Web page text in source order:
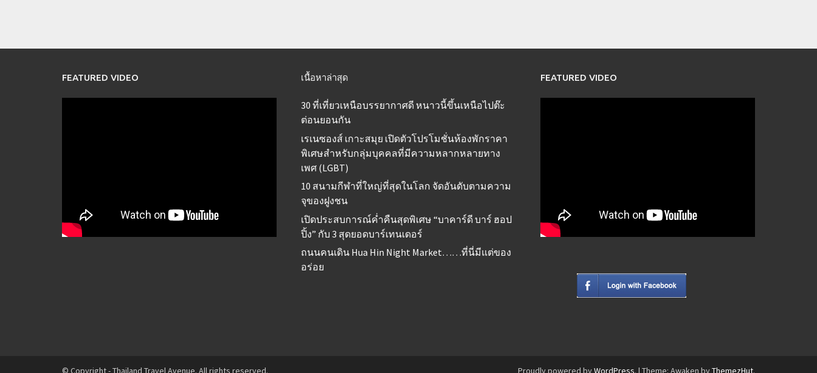
FEATURED VIDEO เนื้อหาล่าสุด
30 ที่เที่ยวเหนือบรรยากาศดี หนาวนี้ขึ้นเหนือไปต๊ะ
ต่อนยอนกัน
เรเนซองส์ เกาะสมุย เปิดตัวโปรโมชั่นห้องพักราคา
พิเศษสำหรับกลุ่มบุคคลที่มีความหลากหลายทาง
เพศ (LGBT)
10 สนามกีฬาที่ใหญ่ที่สุดในโลก จัดอันดับตามความ
จุของฝูงชน
เปิดประสบการณ์ค่ำคืนสุดพิเศษ “บาคาร์ดี บาร์ ฮอป
ปิ้ง” กับ 3 สุดยอดบาร์เทนเดอร์
ถนนคนเดิน Hua Hin Night Market……ที่นี่มีแต่ของ
อร่อย
FEATURED VIDEO
© Copyright - Thailand Travel Avenue. All rights reserved. Proudly powered byWordPress. | Theme: Awaken byThemezHut.